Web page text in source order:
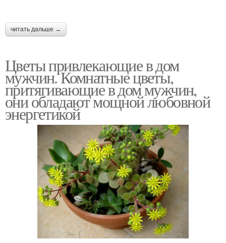
читать дальше →
Цветы привлекающие в дом
мужчин. Комнатные цветы,
притягивающие в дом мужчин,
они обладают мощной любовной
энергетикой